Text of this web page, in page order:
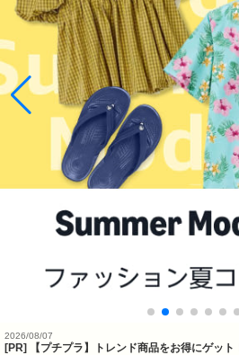
2026/08/07
[PR] 【プチプラ】トレンド商品をお得にゲット